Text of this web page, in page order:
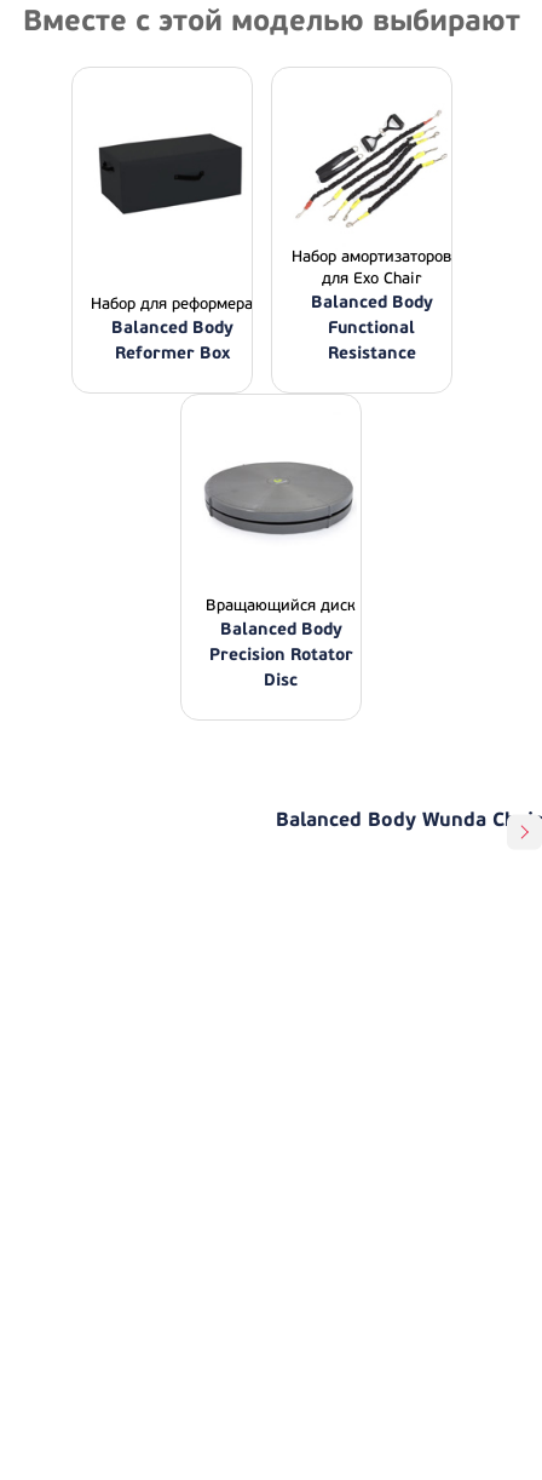
Вместе с этой моделью выбирают
Набор для реформера
Balanced Body
Reformer Box
Набор амортизаторов
для Exo Chair
Balanced Body
Functional
Resistance
Вращающийся диск
Balanced Body
Precision Rotator
Disc
Balanced Body Wunda Chair